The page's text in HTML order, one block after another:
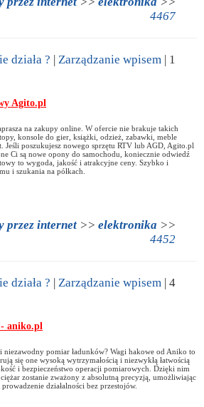
4467
działa ? | Zarządzanie wpisem | 1
Agito.pl
na zakupy online. W ofercie nie brakuje takich
konsole do gier, książki, odzież, zabawki, meble
Jeśli poszukujesz nowego sprzętu RTV lub AGD, Agito.pl
Ci są nowe opony do samochodu, koniecznie odwiedź
to wygoda, jakość i atrakcyjne ceny. Szybko i
i szukania na półkach.
przez internet >> elektronika >>
4452
działa ? | Zarządzanie wpisem | 4
aniko.pl
pomiar ładunków? Wagi hakowe od Aniko to
się one wysoką wytrzymałością i niezwykłą łatwością
i bezpieczeństwo operacji pomiarowych. Dzięki nim
zostanie zważony z absolutną precyzją, umożliwiając
działalności bez przestojów.